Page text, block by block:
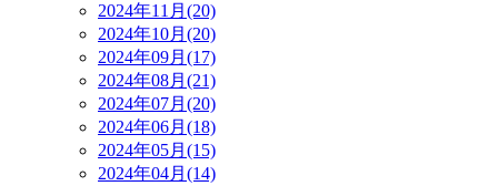
2024年11月(20)
2024年10月(20)
2024年09月(17)
2024年08月(21)
2024年07月(20)
2024年06月(18)
2024年05月(15)
2024年04月(14)